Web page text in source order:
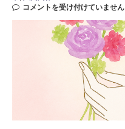
コメントを受け付けていません